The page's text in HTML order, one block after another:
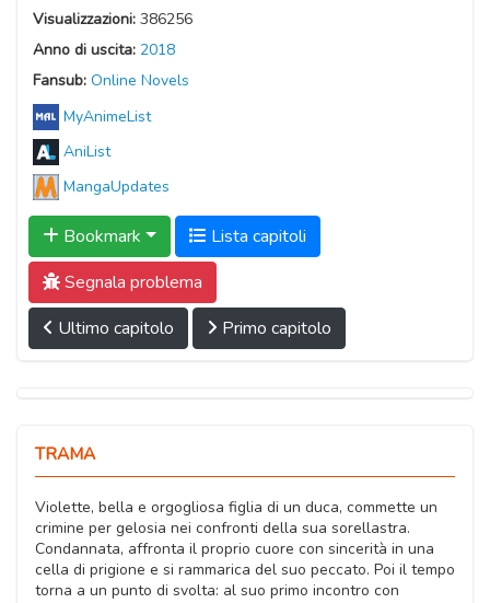
Visualizzazioni: 386256
Anno di uscita: 2018
Fansub: Online Novels
MyAnimeList
AniList
MangaUpdates
Bookmark
Lista capitoli
Segnala problema
Ultimo capitolo
Primo capitolo
TRAMA
Violette, bella e orgogliosa figlia di un duca, commette un
crimine per gelosia nei confronti della sua sorellastra.
Condannata, affronta il proprio cuore con sincerità in una
cella di prigione e si rammarica del suo peccato. Poi il tempo
torna a un punto di svolta: al suo primo incontro con